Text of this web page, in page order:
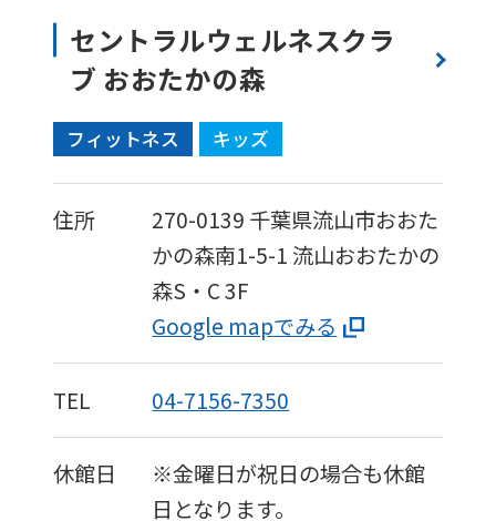
セントラルウェルネスクラ
ブ おおたかの森
フィットネス キッズ
住所 270-0139 千葉県流山市おおた
かの森南1-5-1 流山おおたかの
森S・C 3F
Google mapでみる
TEL 04-7156-7350
休館日
※金曜日が祝日の場合も休館
日となります。
(start
automatic
translation)
to
to
the
page.
However,
if
you
use